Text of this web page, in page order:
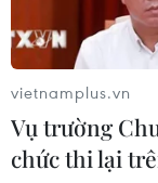
vietnamplus.vn
Vụ trường
chức thi lại